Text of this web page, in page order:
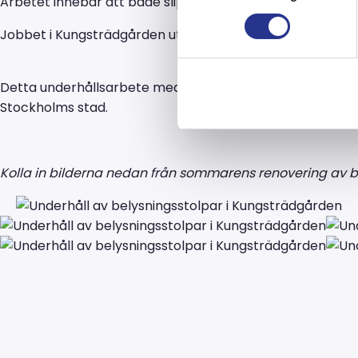
Jobbet i Kungsträdgården utfördes med minimal
Detta underhållsarbete med både slipning, skrapning
Stockholms stad.
Kolla in bilderna nedan från sommarens renovering av